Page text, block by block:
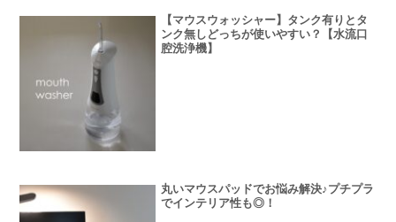
【マウスウォッシャー】タンク有りとタ
ンク無しどっちが使いやすい？【水流口
腔洗浄機】
丸いマウスパッドでお悩み解決♪プチプラ
でインテリア性も◎！